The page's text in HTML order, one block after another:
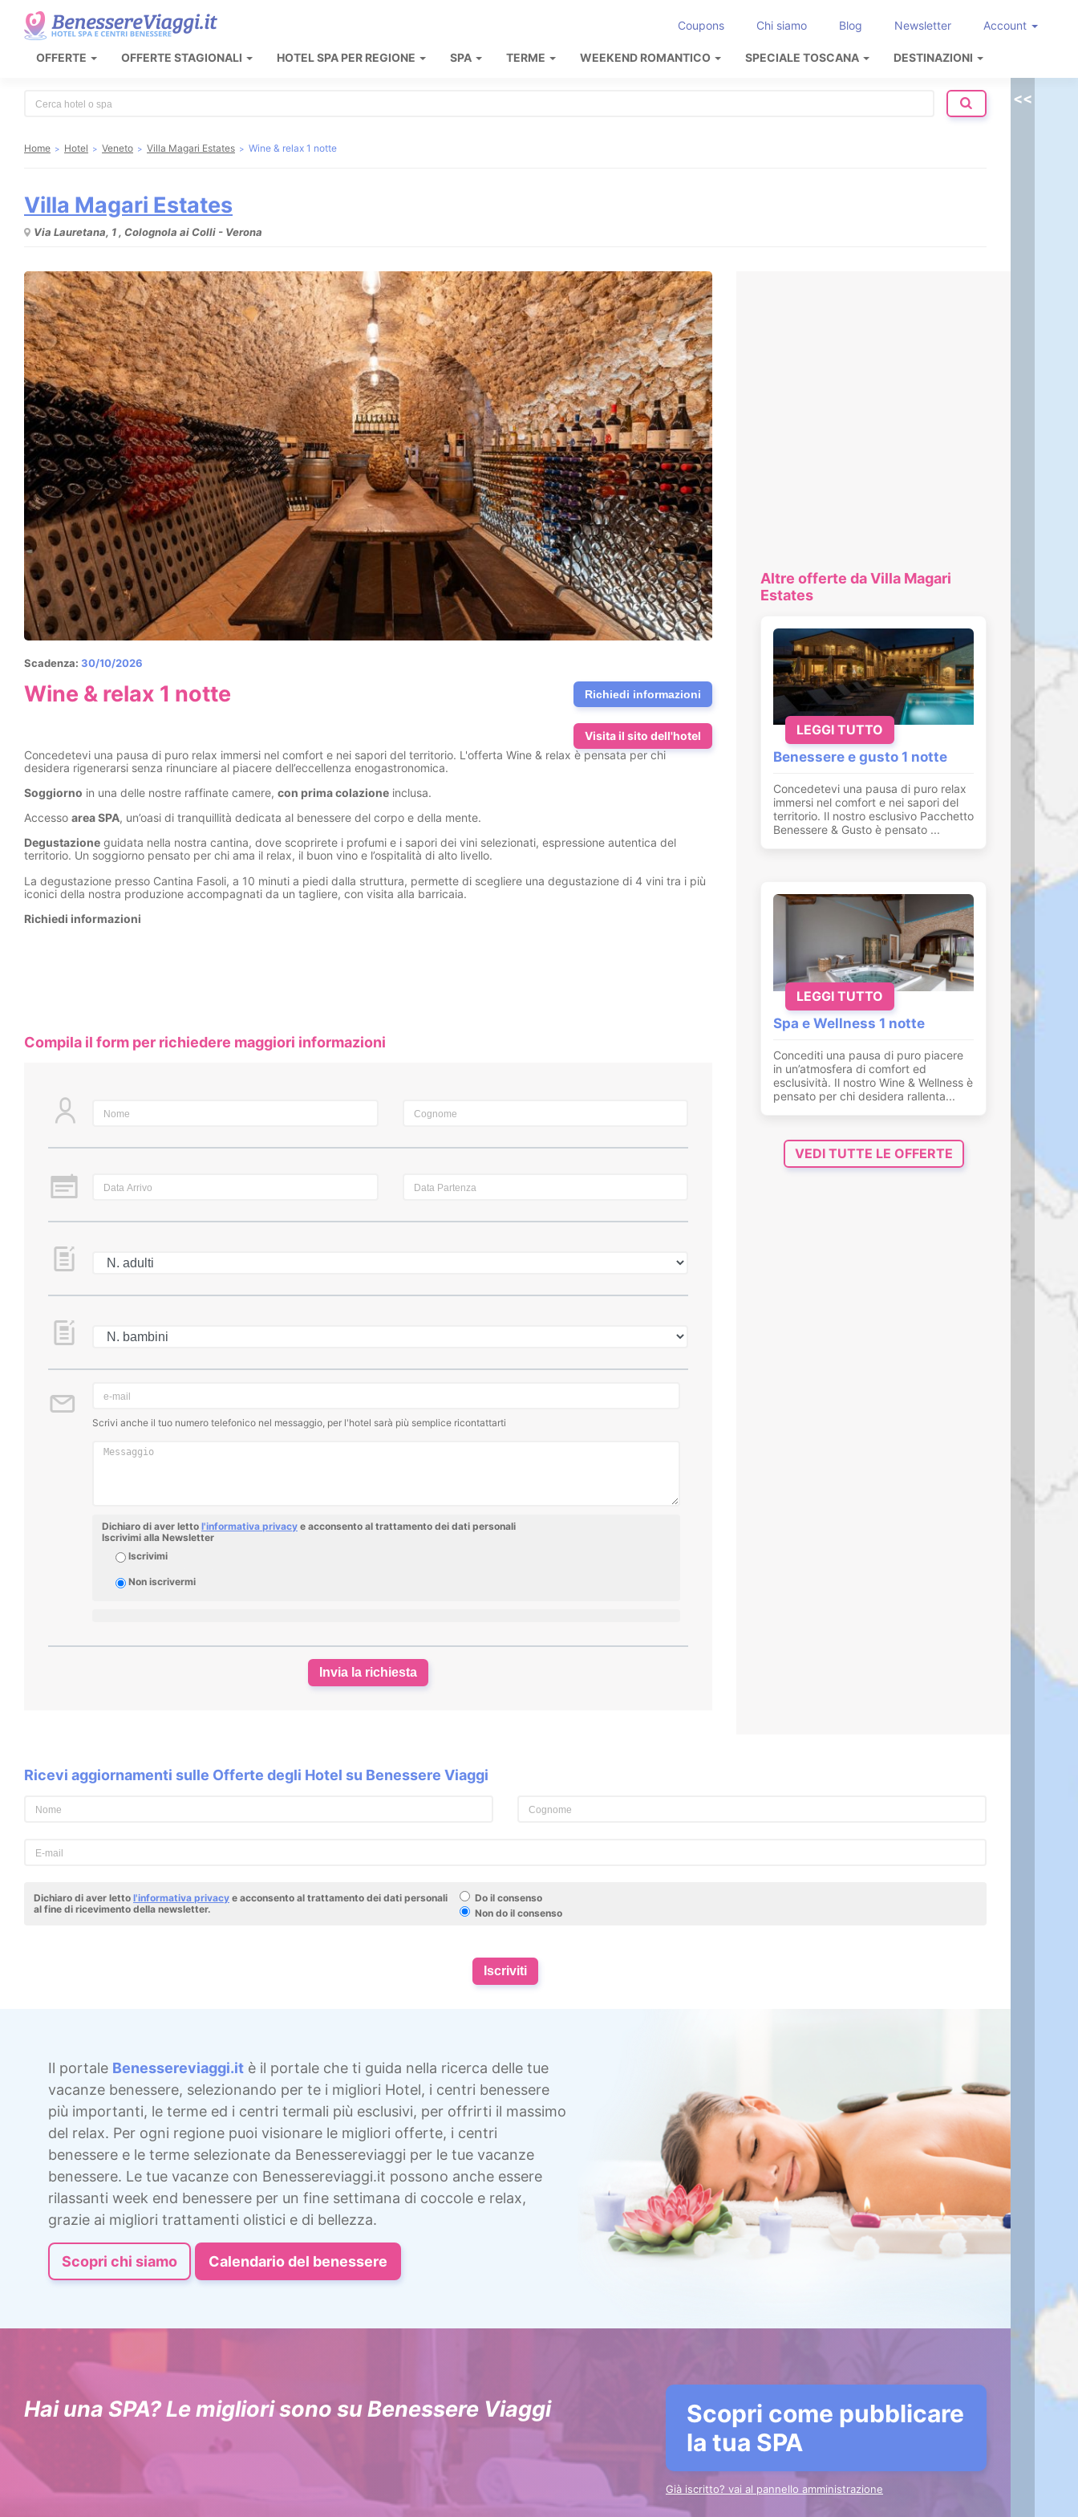
Coupons Chi siamo Blog Newsletter Account
OFFERTE OFFERTE STAGIONALI HOTEL SPA PER REGIONE SPA TERME WEEKEND ROMANTICO SPECIALE TOSCANA DESTINAZIONI
Home Hotel Veneto Villa Magari Estates Wine & relax 1 notte
Villa Magari Estates
Via Lauretana, 1 , Colognola ai Colli - Verona
Scadenza: 30/10/2026
Wine & relax 1 notte Richiedi informazioni
Visita il sito dell'hotel
Concedetevi una pausa di puro relax immersi nel comfort e nei sapori del territorio. L'offerta Wine & relax è pensata per chi
desidera rigenerarsi senza rinunciare al piacere dell’eccellenza enogastronomica.
Soggiorno in una delle nostre raffinate camere, con prima colazione inclusa.
Accesso area SPA, un’oasi di tranquillità dedicata al benessere del corpo e della mente.
Degustazione guidata nella nostra cantina, dove scoprirete i profumi e i sapori dei vini selezionati, espressione autentica del
territorio. Un soggiorno pensato per chi ama il relax, il buon vino e l’ospitalità di alto livello.
La degustazione presso Cantina Fasoli, a 10 minuti a piedi dalla struttura, permette di scegliere una degustazione di 4 vini tra i più
iconici della nostra produzione accompagnati da un tagliere, con visita alla barricaia.
Richiedi informazioni
Compila il form per richiedere maggiori informazioni
Scrivi anche il tuo numero telefonico nel messaggio, per l'hotel sarà più semplice ricontattarti
Dichiaro di aver letto l'informativa privacy e acconsento al trattamento dei dati personali
Iscrivimi alla Newsletter
Iscrivimi
Non iscrivermi
Invia la richiesta
Altre offerte da Villa Magari
Estates
Benessere e gusto 1 notte
Concedetevi una pausa di puro relax
immersi nel comfort e nei sapori del
territorio. Il nostro esclusivo Pacchetto
Benessere & Gusto è pensato ...
LEGGI TUTTO
Spa e Wellness 1 notte
Concediti una pausa di puro piacere
in un’atmosfera di comfort ed
esclusività. Il nostro Wine & Wellness è
pensato per chi desidera rallenta...
LEGGI TUTTO
VEDI TUTTE LE OFFERTE
Ricevi aggiornamenti sulle Offerte degli Hotel su Benessere Viaggi
Dichiaro di aver letto l'informativa privacy e acconsento al trattamento dei dati personali
al fine di ricevimento della newsletter.
Do il consenso
Non do il consenso
Iscriviti
Il portale Benessereviaggi.it è il portale che ti guida nella ricerca delle tue
vacanze benessere, selezionando per te i migliori Hotel, i centri benessere
più importanti, le terme ed i centri termali più esclusivi, per offrirti il massimo
del relax. Per ogni regione puoi visionare le migliori offerte, i centri
benessere e le terme selezionate da Benessereviaggi per le tue vacanze
benessere. Le tue vacanze con Benessereviaggi.it possono anche essere
rilassanti week end benessere per un fine settimana di coccole e relax,
grazie ai migliori trattamenti olistici e di bellezza.
Scopri chi siamo Calendario del benessere
Hai una SPA? Le migliori sono su Benessere Viaggi
Scopri come pubblicare
la tua SPA
Già iscritto? vai al pannello amministrazione
<<